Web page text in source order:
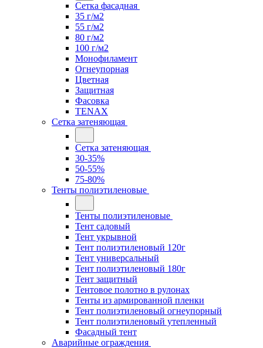
Сетка фасадная
35 г/м2
55 г/м2
80 г/м2
100 г/м2
Монофиламент
Огнеупорная
Цветная
Защитная
Фасовка
TENAX
Сетка затеняющая
Сетка затеняющая
30-35%
50-55%
75-80%
Тенты полиэтиленовые
Тенты полиэтиленовые
Тент садовый
Тент укрывной
Тент полиэтиленовый 120г
Тент универсальный
Тент полиэтиленовый 180г
Тент защитный
Тентовое полотно в рулонах
Тенты из армированной пленки
Тент полиэтиленовый огнеупорный
Тент полиэтиленовый утепленный
Фасадный тент
Аварийные ограждения